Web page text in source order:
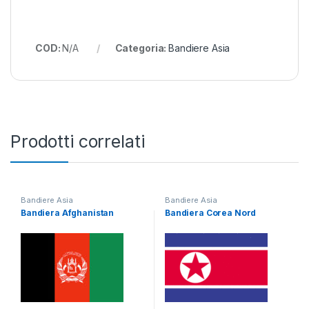
COD:N/A Categoria:Bandiere Asia
Prodotti correlati
Bandiere Asia
Bandiera Afghanistan
Bandiere Asia
Bandiera Corea Nord